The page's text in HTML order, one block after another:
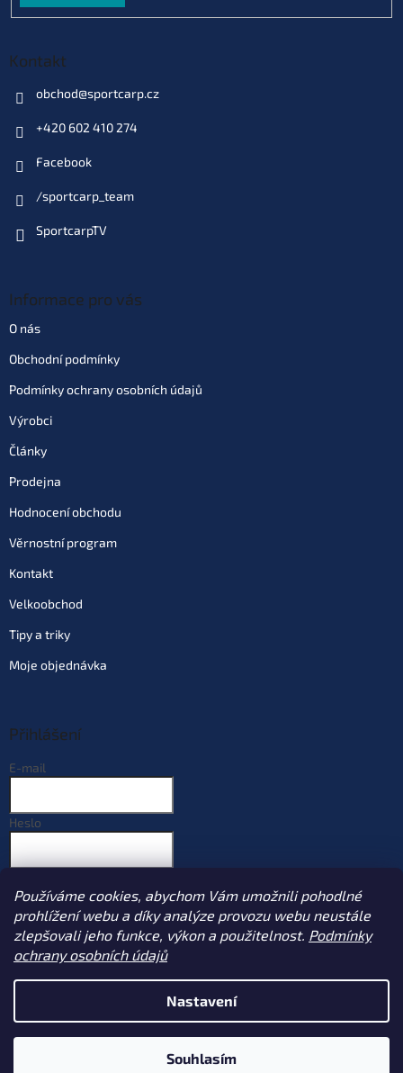
Používáme cookies, abychom Vám umožnili pohodlné
prohlížení webu a díky analýze provozu webu neustále
zlepšovali jeho funkce, výkon a použitelnost. Podmínky
ochrany osobních údajů
Nastavení
Souhlasím
Kontakt
obchod@sportcarp.cz
+420 602 410 274
Facebook
/sportcarp_team
SportcarpTV
Informace pro vás
O nás
Obchodní podmínky
Podmínky ochrany osobních údajů
Výrobci
Články
Prodejna
Hodnocení obchodu
Věrnostní program
Kontakt
Velkoobchod
Tipy a triky
Moje objednávka
Přihlášení
E-mail
Heslo
Nová registrace
Zapomenuté heslo
nastavení cookies